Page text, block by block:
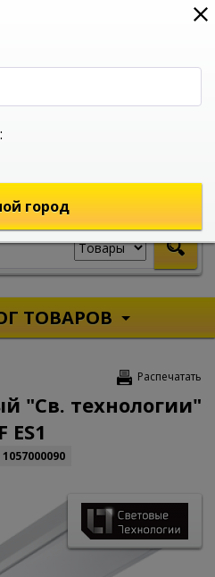
0
МАГАЗИН
ТОВАРОВ
Распечатать
"Св. технологии"
ES1
1057000090
город